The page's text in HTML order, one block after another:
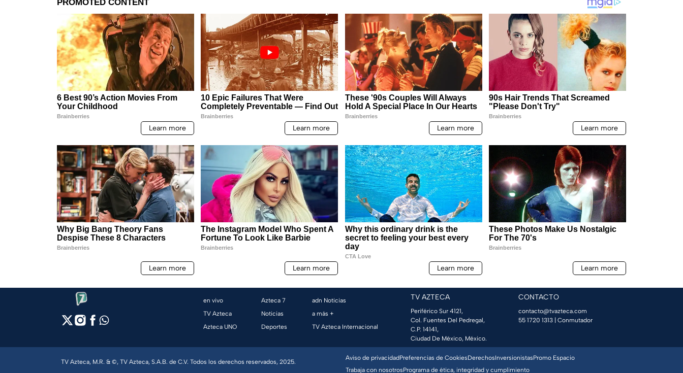
en vivo
TV Azteca
Azteca UNO
Azteca 7
Noticias
Deportes
adn Noticias
a más +
TV Azteca Internacional
TV AZTECA
Periférico Sur 4121,
Col. Fuentes Del Pedregal,
C.P. 14141,
Ciudad De México, México.
CONTACTO
contacto@tvazteca.com
55 1720 1313 | Conmutador
TV Azteca, M.R. & ©, TV Azteca, S.A.B. de C.V. Todos los derechos reservados, 2025.
Aviso de privacidadPreferencias de CookiesDerechosInversionistasPromo Espacio
Trabaja con nosotrosPrograma de ética, integridad y cumplimiento